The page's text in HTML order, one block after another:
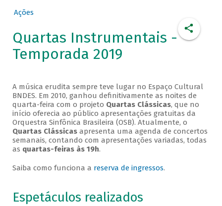
Ações
Quartas Instrumentais -
Temporada 2019
A música erudita sempre teve lugar no Espaço Cultural
BNDES. Em 2010, ganhou definitivamente as noites de
quarta-feira com o projeto Quartas Clássicas, que no
início oferecia ao público apresentações gratuitas da
Orquestra Sinfônica Brasileira (OSB). Atualmente, o
Quartas Clássicasapresenta uma agenda de concertos
semanais, contando com apresentações variadas, todas
as quartas-feiras às 19h.
Saiba como funciona a reserva de ingressos.
Espetáculos realizados